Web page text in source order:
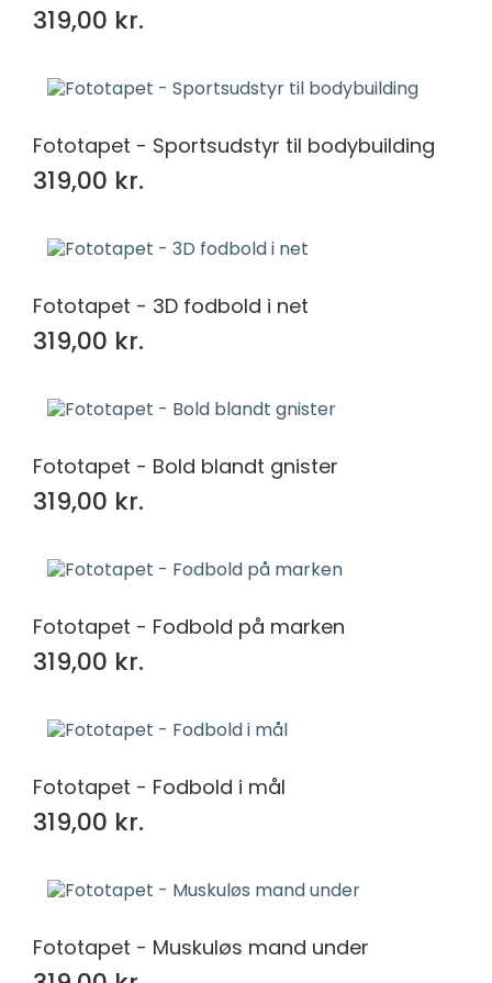
319,00 kr.
Fototapet - Sportsudstyr til bodybuilding
319,00 kr.
Fototapet - 3D fodbold i net
319,00 kr.
Fototapet - Bold blandt gnister
319,00 kr.
Fototapet - Fodbold på marken
319,00 kr.
Fototapet - Fodbold i mål
319,00 kr.
Fototapet - Muskuløs mand under